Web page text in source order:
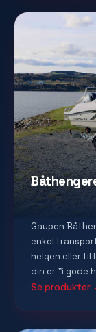
Gaupen
enkel
helgen eller til
din er "i gode
Se produkter